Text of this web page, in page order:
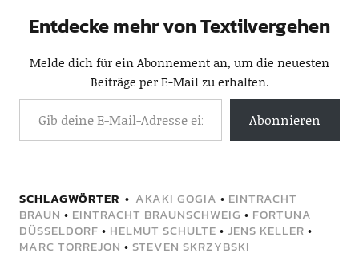
Entdecke mehr von Textilvergehen
Melde dich für ein Abonnement an, um die neuesten
Beiträge per E-Mail zu erhalten.
Abonnieren
SCHLAGWÖRTER AKAKI GOGIA • EINTRACHT
BRAUN • EINTRACHT BRAUNSCHWEIG • FORTUNA
DÜSSELDORF • HELMUT SCHULTE • JENS KELLER •
MARC TORREJON • STEVEN SKRZYBSKI